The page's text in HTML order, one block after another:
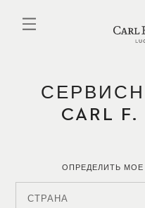
основному
CARL F.
ОПРЕДЕЛИТЬ
СТРАНА